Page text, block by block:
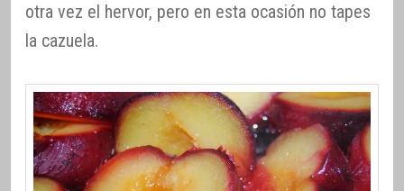
otra vez el hervor, pero en esta ocasión no tapes
la cazuela.